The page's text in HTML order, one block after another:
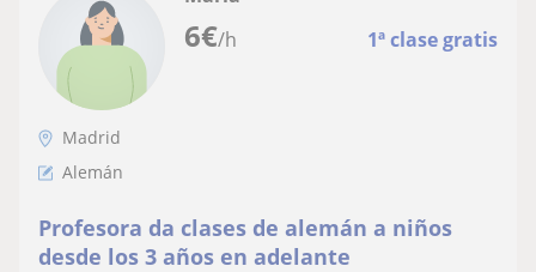
6€/h 1ª clase gratis
Madrid
Alemán
Profesora da clases de alemán a niños
desde los 3 años en adelante